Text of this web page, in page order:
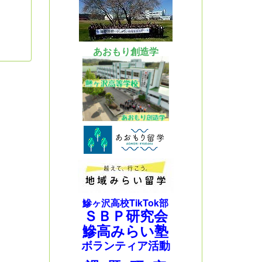
あおもり創造学
鰺ヶ沢高校TikTok部
ＳＢＰ研究会
鰺高みらい塾
ボランティア活動